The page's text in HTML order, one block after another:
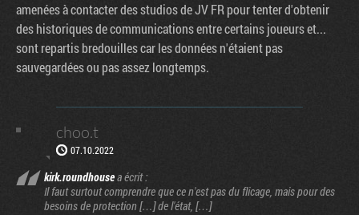
amenées à contacter des studios de JV FR pour tenter d'obtenir
des historiques de communications entre certains joueurs et...
sont repartis bredouilles car les données n'étaient pas
sauvegardées ou pas assez longtemps.
choo.t
07.10.2022
kirk.roundhousea écrit :
Il faut surtout comprendre que ce n'est pas du flicage, mais pour des
besoins de protection […] de l'état, […]